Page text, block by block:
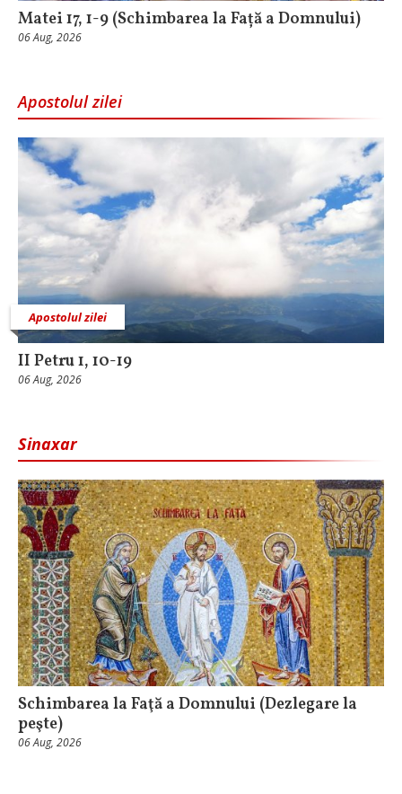
Matei 17, 1-9 (Schimbarea la Față a Domnului)
06 Aug, 2026
Apostolul zilei
Apostolul zilei
II Petru 1, 10-19
06 Aug, 2026
Sinaxar
Schimbarea la Faţă a Domnului (Dezlegare la
peşte)
06 Aug, 2026